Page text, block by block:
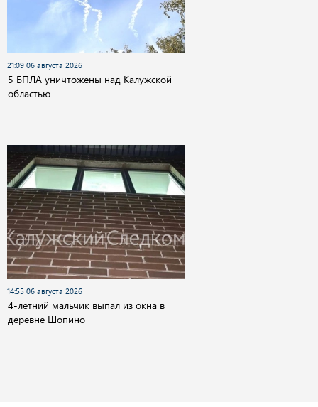
21:09 06 августа 2026
5 БПЛА уничтожены над Калужской
областью
14:55 06 августа 2026
4-летний мальчик выпал из окна в
деревне Шопино